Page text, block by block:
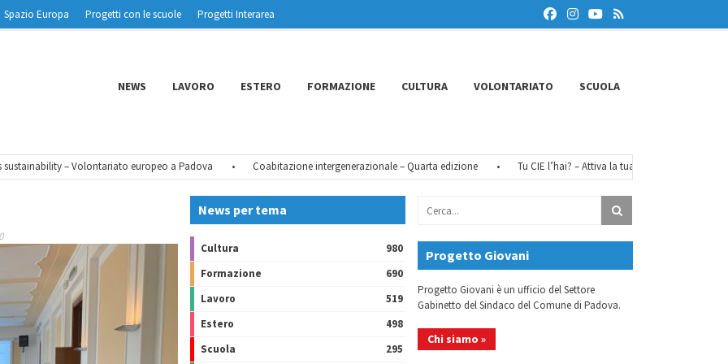
Spazio Europa Progetti con le scuole
Progetti Interarea
NEWS LAVORO ESTERO FORMAZIONE CULTURA VOLONTARIATO SCUOLA
– Volontariato europeo a Padova Coabitazione intergenerazionale – Quarta edizione Tu CIE l’hai? – Attiva la tua identità digitale
News per tema
Cultura
980
Formazione
690
Lavoro
519
Estero
498
Scuola
295
Progetto Giovani
Progetto Giovani è un ufficio del Settore
Gabinetto del Sindaco del Comune di Padova.
Chi siamo »